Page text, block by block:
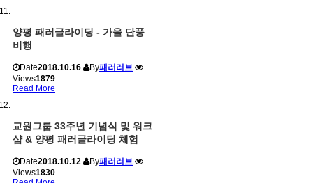
양평 패러글라이딩 - 가을 단풍
비행
Date2018.10.16 By패러러브
Views1879
Read More
교원그룹 33주년 기념식 및 워크
샵 & 양평 패러글라이딩 체험
Date2018.10.12 By패러러브
Views1830